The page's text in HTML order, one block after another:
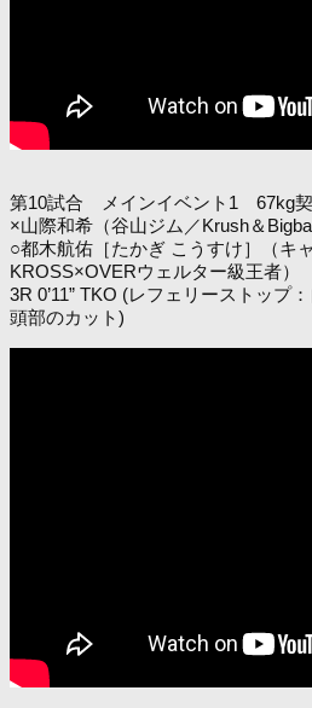
第10試合 メインイベント1 67kg
×山際和希（谷山ジム／Krush＆
○都木航佑［たかぎ こうすけ］（キ
KROSS×OVERウェルター級王者）
3R 0’11” TKO (レフェリーストップ
頭部のカット)